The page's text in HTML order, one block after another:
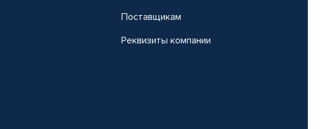
Поставщикам
Реквизиты компании